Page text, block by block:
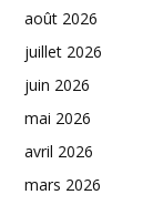
août 2026
juillet 2026
juin 2026
mai 2026
avril 2026
mars 2026